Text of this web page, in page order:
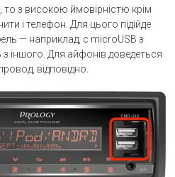
то з високою ймовірністю крім
і телефон. Для цього підійде
— наприклад, c microUSB з
іншого. Для айфонів доведеться
відповідно.